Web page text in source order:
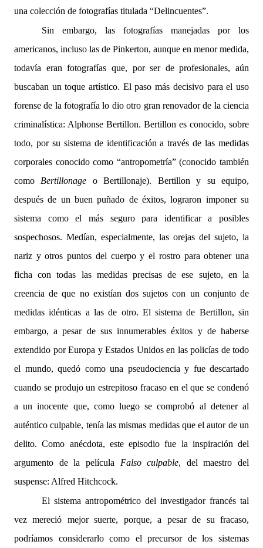
una colección de fotografías titulada “Delincuentes”.
Sin embargo, las fotografías manejadas por los
americanos, incluso las de Pinkerton, aunque en menor medida,
todavía eran fotografías que, por ser de profesionales, aún
buscaban un toque artístico. El paso más decisivo para el uso
forense de la fotografía lo dio otro gran renovador de la ciencia
criminalística: Alphonse Bertillon. Bertillon es conocido, sobre
todo, por su sistema de identificación a través de las medidas
corporales conocido como “antropometría” (conocido también
como Bertillonage o Bertillonaje). Bertillon y su equipo,
después de un buen puñado de éxitos, lograron imponer su
sistema como el más seguro para identificar a posibles
sospechosos. Medían, especialmente, las orejas del sujeto, la
nariz y otros puntos del cuerpo y el rostro para obtener una
ficha con todas las medidas precisas de ese sujeto, en la
creencia de que no existían dos sujetos con un conjunto de
medidas idénticas a las de otro. El sistema de Bertillon, sin
embargo, a pesar de sus innumerables éxitos y de haberse
extendido por Europa y Estados Unidos en las policías de todo
el mundo, quedó como una pseudociencia y fue descartado
cuando se produjo un estrepitoso fracaso en el que se condenó
a un inocente que, como luego se comprobó al detener al
auténtico culpable, tenía las mismas medidas que el autor de un
delito. Como anécdota, este episodio fue la inspiración del
argumento de la película Falso culpable, del maestro del
suspense: Alfred Hitchcock.
El sistema antropométrico del investigador francés tal
vez mereció mejor suerte, porque, a pesar de su fracaso,
podríamos considerarlo como el precursor de los sistemas